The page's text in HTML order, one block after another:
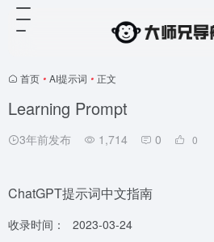
首页 • AI提示词 • 正文
Learning Prompt
3年前发布 1,714 0 0
ChatGPT提示词中文指南
收录时间： 2023-03-24